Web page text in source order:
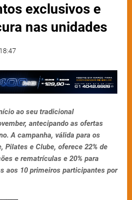
exclusivos e
nas unidades
18:47
ao seu tradicional
antecipando as ofertas
A campanha, válida para os
Pilates e Clube, oferece 22% de
e rematrículas e 20% para
aos 10 primeiros participantes por